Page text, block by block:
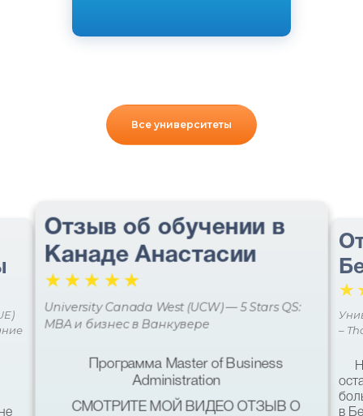
Все университеты
Отзыв об обучении в
Канаде Анастасии
☆☆☆ ☆☆
University Canada West (UCW) — 5 Stars QS:
MBA и бизнес в Ванкувере
Программа Master of Business
Administration
СМОТРИТЕ МОЙ ВИДЕО ОТЗЫВ О
☆
–
в